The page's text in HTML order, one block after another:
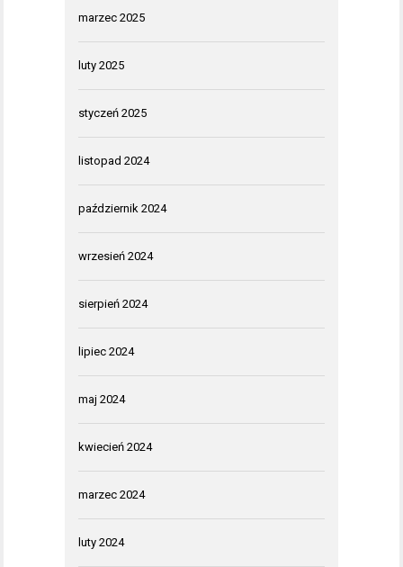
marzec 2025
luty 2025
styczeń 2025
listopad 2024
październik 2024
wrzesień 2024
sierpień 2024
lipiec 2024
maj 2024
kwiecień 2024
marzec 2024
luty 2024